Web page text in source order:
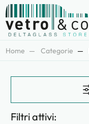
Home Categorie
Filtri attivi: